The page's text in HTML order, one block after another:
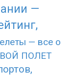
—
— все о
ПОЛЕТ